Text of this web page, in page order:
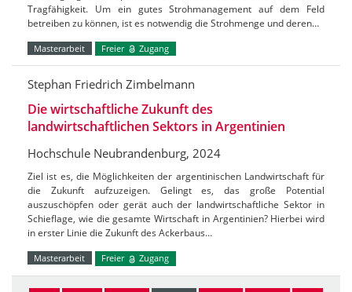
Tragfähigkeit. Um ein gutes Strohmanagement auf dem Feld
betreiben zu können, ist es notwendig die Strohmenge und deren…
Masterarbeit Freier Zugang
Stephan Friedrich Zimbelmann
Die wirtschaftliche Zukunft des
landwirtschaftlichen Sektors in Argentinien
Hochschule Neubrandenburg, 2024
Ziel ist es, die Möglichkeiten der argentinischen Landwirtschaft für
die Zukunft aufzuzeigen. Gelingt es, das große Potential
auszuschöpfen oder gerät auch der landwirtschaftliche Sektor in
Schieflage, wie die gesamte Wirtschaft in Argentinien? Hierbei wird
in erster Linie die Zukunft des Ackerbaus…
Masterarbeit Freier Zugang